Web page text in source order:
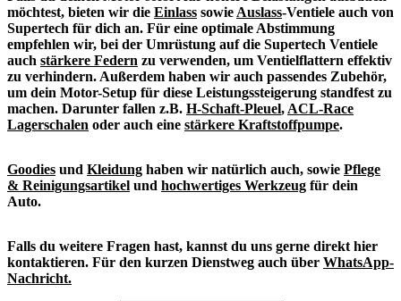
möchtest, bieten wir die Einlass sowieAuslass-Ventiele auch von
Supertech für dich an. Für eine optimale Abstimmung
empfehlen wir, bei der Umrüstung auf die Supertech Ventiele
auch stärkere Federn zu verwenden, um Ventielflattern effektiv
zu verhindern.Außerdem haben wir auch passendes Zubehör,
um dein Motor-Setup für diese Leistungssteigerung standfest zu
machen. Darunter fallen z.B. H-Schaft-Pleuel,ACL-Race
Lagerschalen oder auch eine stärkere Kraftstoffpumpe.
Goodies und Kleidung haben wir natürlich auch, sowie Pflege
& Reinigungsartikel und hochwertiges Werkzeug für dein
Auto.
Falls du weitere Fragen hast, kannst du uns gerne direkt hier
kontaktieren. Für den kurzen Dienstweg auch über WhatsApp-
Nachricht.